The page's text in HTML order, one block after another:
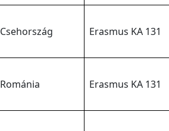
Csehország Erasmus KA 131
Románia Erasmus KA 131